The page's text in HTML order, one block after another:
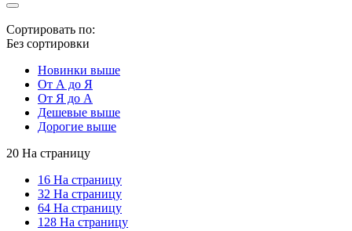
Сортировать по:
Без сортировки
Новинки выше
От А до Я
От Я до А
Дешевые выше
Дорогие выше
20 На страницу
16 На страницу
32 На страницу
64 На страницу
128 На страницу